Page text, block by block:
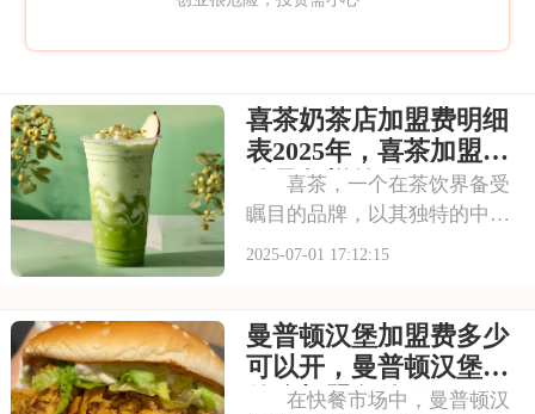
喜茶奶茶店加盟费明细
表2025年，喜茶加盟条
件是怎样的呢
喜茶，一个在茶饮界备受
瞩目的品牌，以其独特的中式
茶饮风格和深厚的文化底蕴，
格和温馨的氛围让人仿佛穿越
时空，感受到浓厚的茶文化。
每一款茶饮都选用上
2025-07-01 17:12:15
曼普顿汉堡加盟费多少
可以开，曼普顿汉堡有
什么加盟条件呀
在快餐市场中，曼普顿汉